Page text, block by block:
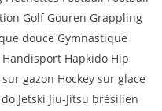
Golf Gouren Grappling
douce Gymnastique
Hapkido Hip
gazon Hockey sur glace
Jetski Jiu-Jitsu brésilien